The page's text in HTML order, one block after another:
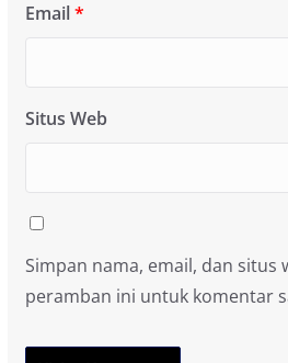
Email*
Situs Web
Simpan nama, email, dan situs
peramban ini untuk komentar